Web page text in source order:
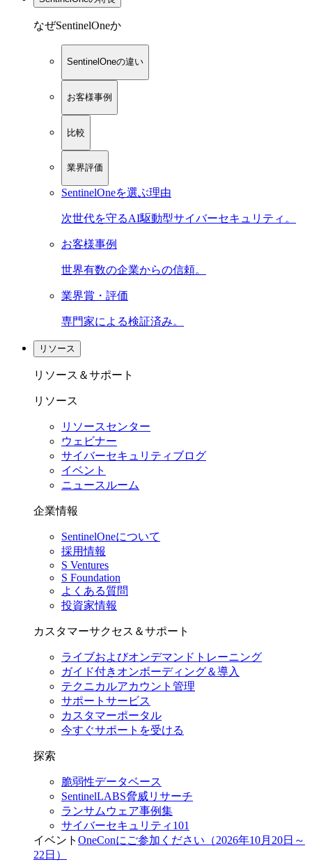
なぜSentinelOneか
SentinelOneの違い
お客様事例
比較
業界評価
SentinelOneを選ぶ理由
次世代を守るAI駆動型サイバーセキュリティ。
お客様事例
世界有数の企業からの信頼。
業界賞・評価
専門家による検証済み。
リソース
リソース＆サポート
リソース
リソースセンター
ウェビナー
サイバーセキュリティブログ
イベント
ニュースルーム
企業情報
SentinelOneについて
採用情報
S Ventures
S Foundation
よくある質問
投資家情報
カスタマーサクセス＆サポート
ライブおよびオンデマンドトレーニング
ガイド付きオンボーディング＆導入
テクニカルアカウント管理
サポートサービス
カスタマーポータル
今すぐサポートを受ける
探索
脆弱性データベース
SentinelLABS脅威リサーチ
ランサムウェア事例集
サイバーセキュリティ101
イベント OneConにご参加ください（2026年10月20日～
22日）